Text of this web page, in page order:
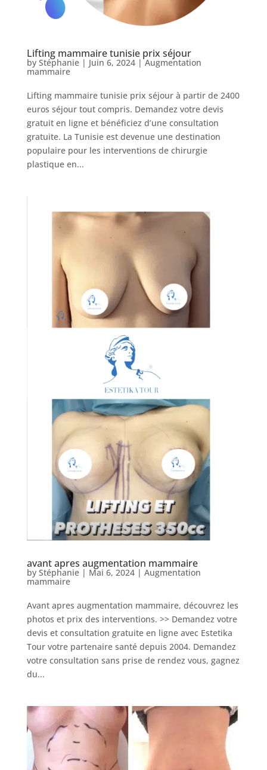
Tarifs
Nos
chirurgies
Nos
chirurgiens
FAQ
Services
articles
Avant
Après
Devis
Gratuit
Lifting mammaire tunisie prix séjour
by Stéphanie| Juin 6, 2024|Augmentation
mammaire
Lifting mammaire tunisie prix séjour​ à partir de 2400
euros séjour tout compris. Demandez votre devis
gratuit en ligne et bénéficiez d’une consultation
gratuite. La Tunisie est devenue une destination
populaire pour les interventions de chirurgie
plastique en...
avant apres augmentation mammaire
by Stéphanie| Mai 6, 2024| Augmentation
mammaire
Avant apres augmentation mammaire, découvrez les
photos et prix des interventions. >> Demandez votre
devis et consultation gratuite en ligne avec Estetika
Tour votre partenaire santé depuis 2004. Demandez
votre consultation sans prise de rendez vous, gagnez
du...